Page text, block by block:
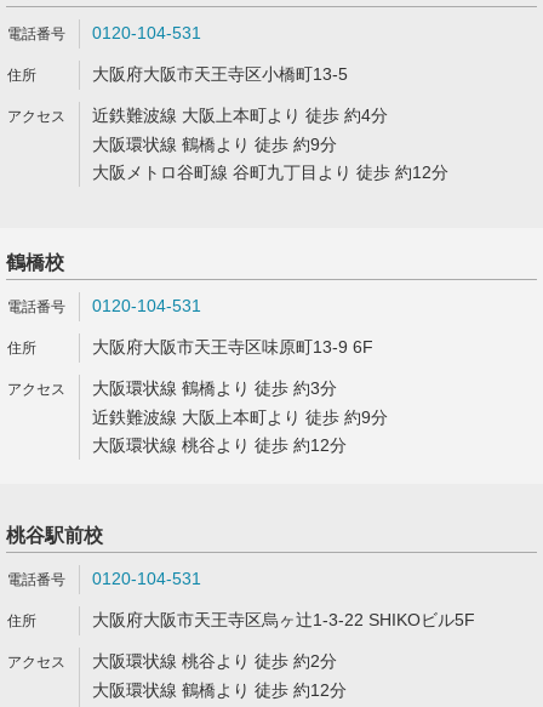
0120-104-531
大阪府大阪市天王寺区小橋町13-5
近鉄難波線 大阪上本町より 徒歩 約4分
大阪環状線 鶴橋より 徒歩 約9分
大阪メトロ谷町線 谷町九丁目より 徒歩 約12分
鶴橋校
0120-104-531
大阪府大阪市天王寺区味原町13-9 6F
大阪環状線 鶴橋より 徒歩 約3分
近鉄難波線 大阪上本町より 徒歩 約9分
大阪環状線 桃谷より 徒歩 約12分
桃谷駅前校
0120-104-531
大阪府大阪市天王寺区烏ヶ辻1-3-22 SHIKOビル5F
大阪環状線 桃谷より 徒歩 約2分
大阪環状線 鶴橋より 徒歩 約12分